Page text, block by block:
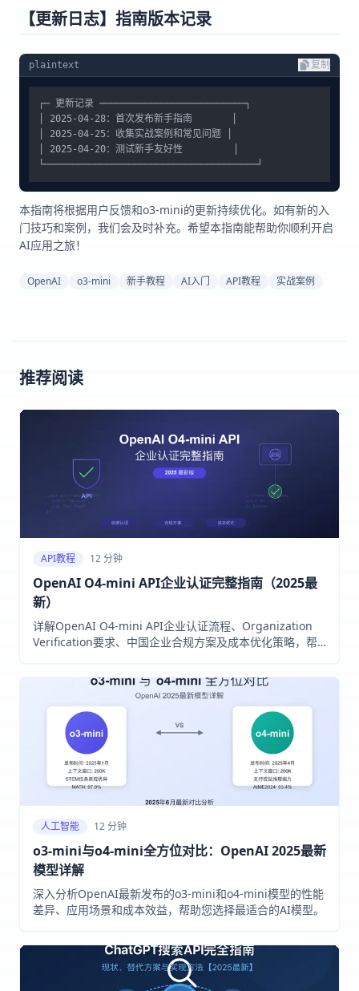
【更新日志】指南版本记录
plaintext 复制
┌─ 更新记录 ──────────────────────────┐
│ 2025-04-28：首次发布新手指南       │
│ 2025-04-25：收集实战案例和常见问题 │
│ 2025-04-20：测试新手友好性         │
本指南将根据用户反馈和o3-mini的更新持续优化。如有新的入
门技巧和案例，我们会及时补充。希望本指南能帮助你顺利开启
AI应用之旅！
OpenAI o3-mini 新手教程 AI入门 API教程 实战案例
推荐阅读
API教程 12 分钟
OpenAI O4-mini API企业认证完整指南（2025最
新）
详解OpenAI O4-mini API企业认证流程、Organization
Verification要求、中国企业合规方案及成本优化策略，帮
人工智能 12 分钟
o3-mini与o4-mini全方位对比：OpenAI 2025最新
模型详解
深入分析OpenAI最新发布的o3-mini和o4-mini模型的性能
差异、应用场景和成本效益，帮助您选择最适合的AI模型。